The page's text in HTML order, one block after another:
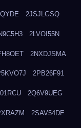
2JSJLGSQ
2LVOI55N
2NXDJSMA
2PB26F91
2Q6V9UEG
2SAV54DE